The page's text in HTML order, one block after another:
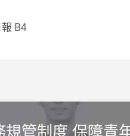
B4
規管制度 保障青